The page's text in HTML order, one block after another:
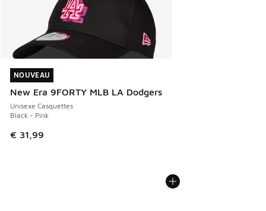
NOUVEAU
New Era 9FORTY MLB LA Dodgers
Unisexe Casquettes
Black - Pink
€ 31,99
NOUVEAU